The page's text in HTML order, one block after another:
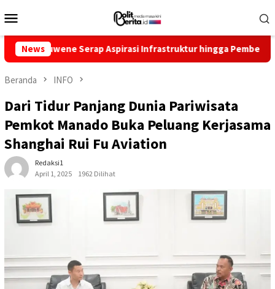
ke
Mobile
NewsAspirasi Infrastruktur hingga Pemberdayaan Ekonomi
Beranda INFO
Dari Tidur Panjang Dunia Pariwisata
Pemkot Manado Buka Peluang Kerjasama
Shanghai Rui Fu Aviation
Redaksi1
April 1, 2025
1962 Dilihat